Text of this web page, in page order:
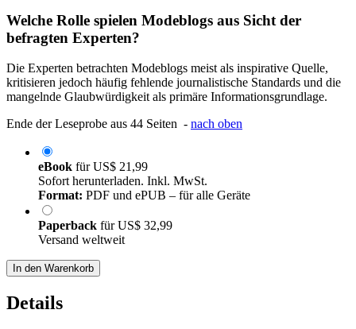
Welche Rolle spielen Modeblogs aus Sicht der
befragten Experten?
Die Experten betrachten Modeblogs meist als inspirative Quelle,
kritisieren jedoch häufig fehlende journalistische Standards und die
mangelnde Glaubwürdigkeit als primäre Informationsgrundlage.
Ende der Leseprobe aus 44 Seiten - nach oben
eBook fürUS$ 21,99
Sofort herunterladen. Inkl. MwSt.
Format: PDF und ePUB – für alle Geräte
Paperback fürUS$ 32,99
Versand weltweit
In den Warenkorb
Details